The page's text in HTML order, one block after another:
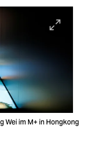
Wei im M+ in Hongkong